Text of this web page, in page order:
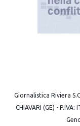
Giornalistica Riviera
CHIAVARI (GE) -